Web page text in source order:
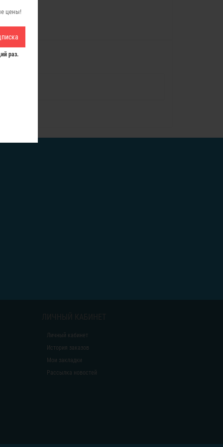
цены!
раз.
Личный кабинет
История заказов
Мои закладки
Рассылка новостей